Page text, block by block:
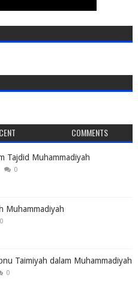
COMMENTS
Tajdid Muhammadiyah
0
Muhammadiyah
0
Taimiyah dalam Muhammadiyah
0